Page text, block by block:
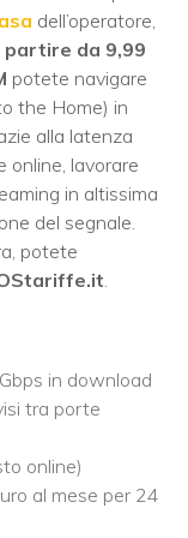
dell’operatore,
da 9,99
potete navigare
the Home) in
alla latenza
online, lavorare
in altissima
del segnale.
potete
.
in download
tra porte
online)
al mese per 24